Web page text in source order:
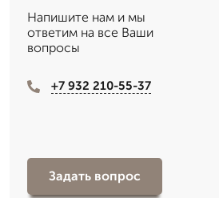
Напишите нам и мы
ответим на все Ваши
вопросы
+7 932 210-55-37
Задать вопрос